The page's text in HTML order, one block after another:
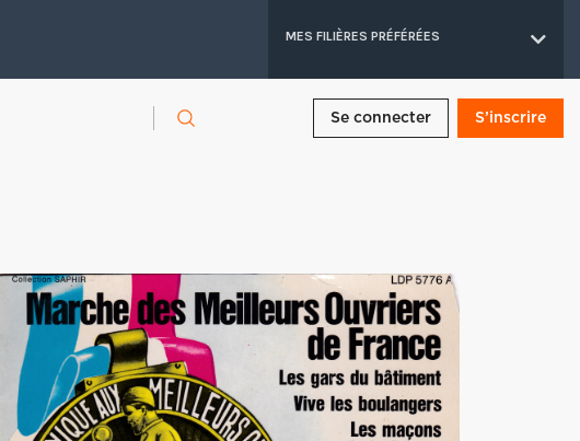
MES FILIÈRES PRÉFÉRÉES
Se connecter S’inscrire